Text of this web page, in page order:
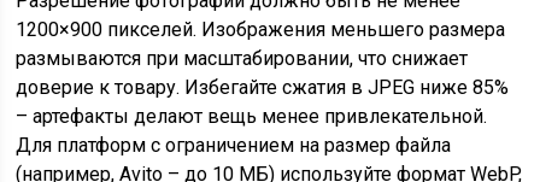
1200×900 пикселей. Изображения меньшего размера
размываются при масштабировании, что снижает
доверие к товару. Избегайте сжатия в JPEG ниже 85%
– артефакты делают вещь менее привлекательной.
Для платформ с ограничением на размер файла
(например, Avito – до 10 МБ) используйте формат WebP,